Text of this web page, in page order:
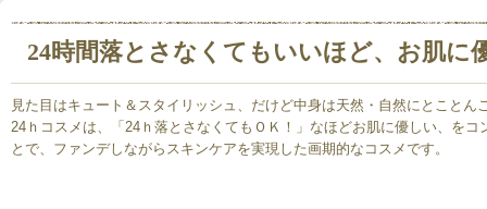
24時間落とさなくてもいいほど、お肌に
見た目はキュート＆スタイリッシュ、だけど中身は天然・自然にとこと
24ｈコスメは、「24ｈ落とさなくてもＯＫ！」なほどお肌に優しい、を
とで、ファンデしながらスキンケアを実現した画期的なコスメです。